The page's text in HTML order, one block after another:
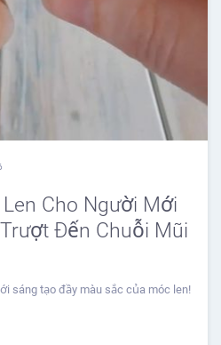
Cho Người Mới
Đến Chuỗi Mũi
sáng tạo đầy màu sắc của móc len!